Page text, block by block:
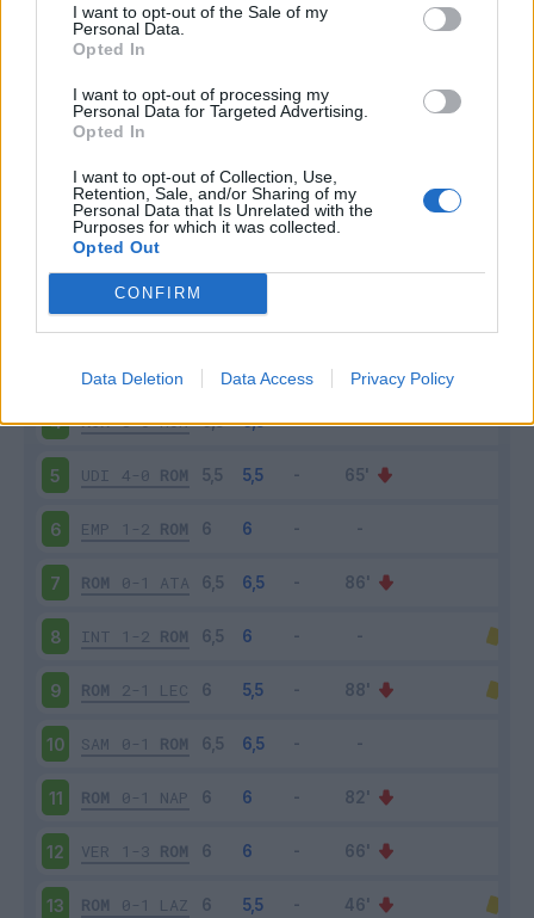
I want to opt-out of the Sale of my
Personal Data.
Opted In
I want to opt-out of processing my
Personal Data for Targeted Advertising.
Opted In
I want to opt-out of Collection, Use,
Retention, Sale, and/or Sharing of my
Personal Data that Is Unrelated with the
Purposes for which it was collected.
Opted Out
CONFIRM
Data Deletion Data Access Privacy Policy
Scarica riepilogo
Giornata Voto FV Entrato Uscito
SAL 0-1
2 ROM 1-0 CRE
JUV 1-1 ROM
4 ROM 3-0 MON
5 UDI 4-0 ROM
6 EMP 1-2 ROM
7 ROM 0-1 ATA
8 INT 1-2 ROM
9 ROM 2-1 LEC
10 SAM 0-1 ROM
11 ROM 0-1 NAP
12 VER 1-3 ROM
13 ROM 0-1 LAZ